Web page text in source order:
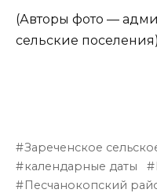
(Авторы фото —
сельские поселения)
Зареченское
календарные даты
Песчанокопский